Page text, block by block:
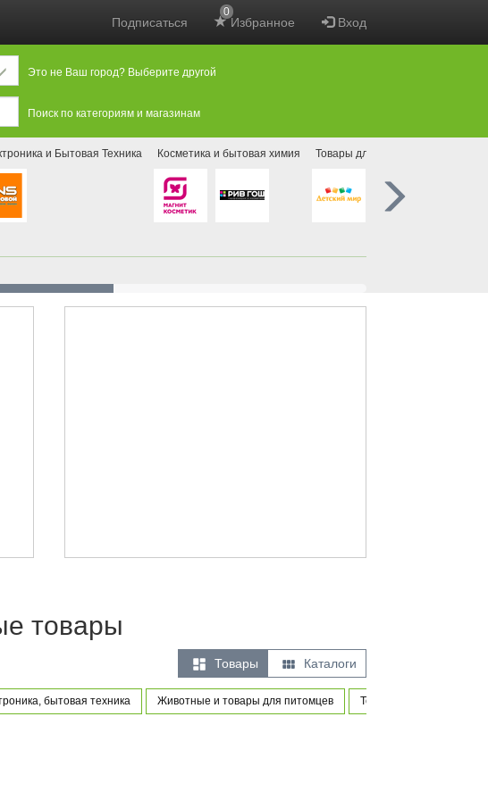
Подписаться Избранное
0
Вход
Это не Ваш город? Выберите другой
Поиск по категориям и магазинам
и Бытовая Техника Косметика и бытовая химия Товары для детей
товары
 Товары  Каталоги
бытовая техника Животные и товары для питомцев Товары для